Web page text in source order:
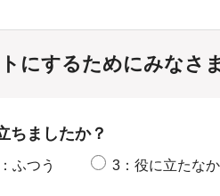
にするためにみなさ
ちましたか？
ふつう 3：役に立たな